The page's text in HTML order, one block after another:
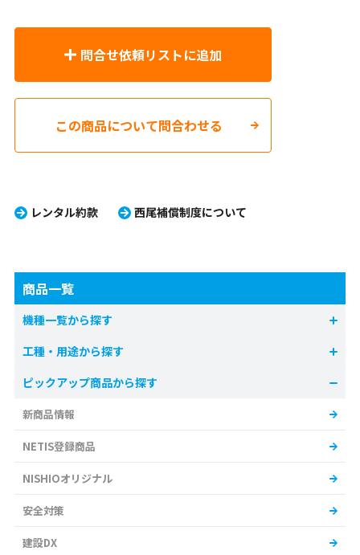
問合せ依頼リストに追加
この商品について問合わせる
レンタル約款 西尾補償制度について
商品一覧
機種一覧から探す
工種・用途から探す
ピックアップ商品から探す
新商品情報
NETIS登録商品
NISHIOオリジナル
安全対策
建設DX